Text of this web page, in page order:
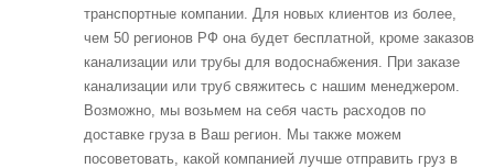
транспортные компании. Для новых клиентов из более,
чем 50 регионов РФ она будет бесплатной, кроме заказов
канализации или трубы для водоснабжения. При заказе
канализации или труб свяжитесь с нашим менеджером.
Возможно, мы возьмем на себя часть расходов по
доставке груза в Ваш регион. Мы также можем
посоветовать, какой компанией лучше отправить груз в